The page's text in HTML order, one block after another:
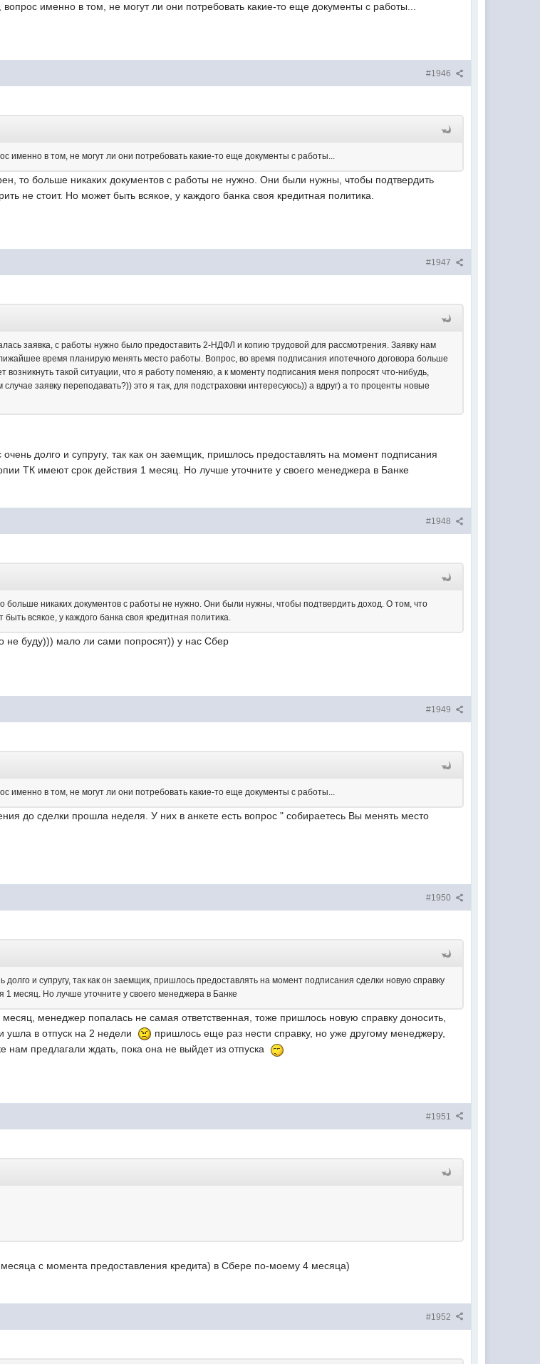
именно в том, не могут ли они потребовать какие-то еще документы с работы...
#1946
именно в том, не могут ли они потребовать какие-то еще документы с работы...
то больше никаких документов с работы не нужно. Они были нужны, чтобы подтвердить
не стоит. Но может быть всякое, у каждого банка своя кредитная политика.
#1947
заявка, с работы нужно было предоставить 2-НДФЛ и копию трудовой для рассмотрения. Заявку нам
время планирую менять место работы. Вопрос, во время подписания ипотечного договора больше
возникнуть такой ситуации, что я работу поменяю, а к моменту подписания меня попросят что-нибудь,
заявку переподавать?)) это я так, для подстраховки интересуюсь)) а вдруг) а то проценты новые
долго и супругу, так как он заемщик, пришлось предоставлять на момент подписания
ТК имеют срок действия 1 месяц. Но лучше уточните у своего менеджера в Банке
#1948
больше никаких документов с работы не нужно. Они были нужны, чтобы подтвердить доход. О том, что
всякое, у каждого банка своя кредитная политика.
не буду))) мало ли сами попросят)) у нас Сбер
#1949
именно в том, не могут ли они потребовать какие-то еще документы с работы...
до сделки прошла неделя. У них в анкете есть вопрос " собираетесь Вы менять место
#1950
и супругу, так как он заемщик, пришлось предоставлять на момент подписания сделки новую справку
1 месяц. Но лучше уточните у своего менеджера в Банке
менеджер попалась не самая ответственная, тоже пришлось новую справку доносить,
ушла в отпуск на 2 недели
пришлось еще раз нести справку, но уже другому менеджеру,
нам предлагали ждать, пока она не выйдет из отпуска
#1951
с момента предоставления кредита) в Сбере по-моему 4 месяца)
#1952